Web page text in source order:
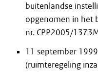
buitenlandse
opgenomen in het
nr. CPP2005/
11 september
(ruimteregeling